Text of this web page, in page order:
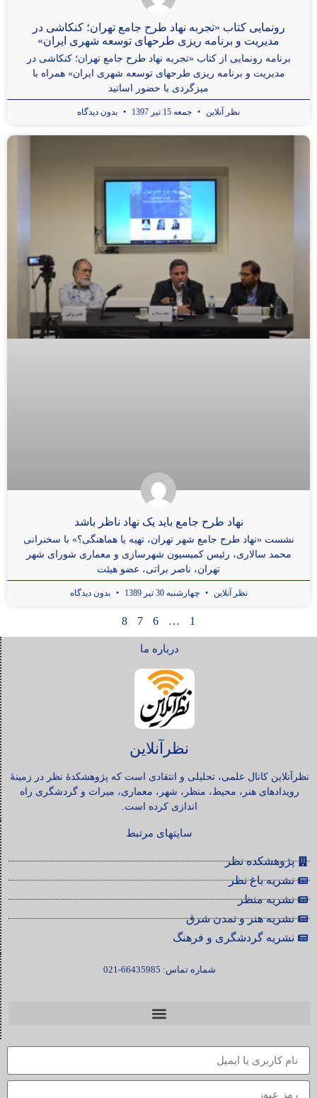
رونمایی کتاب «تجربه نهاد طرح جامع تهران؛ کنکاشی در
مدیریت و برنامه ریزی طرحهای توسعه شهری ایران»
برنامه رونمایی از کتاب «تجربه نهاد طرح جامع تهران؛ کنکاشی در
مدیریت و برنامه ریزی طرحهای توسعه شهری ایران» همراه با
میزگردی با حضور اساتید
نظر آنلاین جمعه 15 تیر 1397 بدون دیدگاه
نهاد طرح جامع باید یک نهاد ناظر باشد
نشست «نهاد طرح جامع شهر تهران، تهیه یا هماهنگی؟» با سخنرانی
محمد سالاری، رئیس کمیسیون شهرسازی و معماری شورای شهر
تهران، ناصر براتی، عضو هیئت
نظر آنلاین چهارشنبه 30 تیر 1389 بدون دیدگاه
1
…
6
7
8
درباره ما
نظرآنلاین
نظرآنلاین کانال علمی، تحلیلی و انتقادی است که پژوهشکدۀ نظر در زمینۀ
رویدادهای هنر، محیط، منظر، شهر، معماری، میراث و گردشگری راه
اندازی کرده است.
سایتهای مرتبط
پژوهشکده نظر
نشریه باغ نظر
نشریه منظر
نشریه هنر و تمدن شرق
نشریه گردشگری و فرهنگ
شماره تماس: 66435985-021